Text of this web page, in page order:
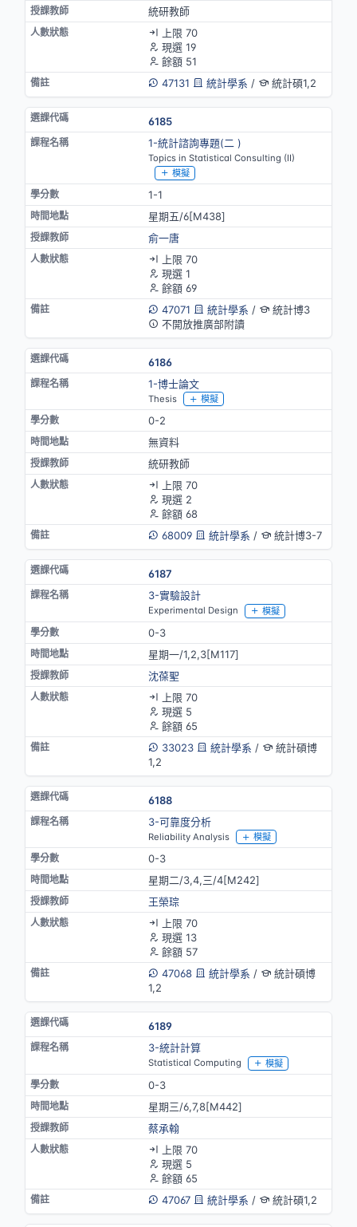
統研教師
上限 70
現選 19
餘額 51
47131
統計學系 / 統計碩1,2
6185
1-統計諮詢專題(二 )
Topics in Statistical Consulting (II)
模擬
1-1
星期五/6[M438]
俞一唐
上限 70
現選 1
餘額 69
47071
統計學系 /
統計博3
不開放推廣部附讀
6186
1-博士論文
Thesis 模擬
0-2
無資料
統研教師
上限 70
現選 2
餘額 68
68009
統計學系 / 統計博3-7
6187
3-實驗設計
Experimental Design 模擬
0-3
星期一/1,2,3[M117]
沈葆聖
上限 70
現選 5
餘額 65
33023
統計學系 /
統計碩博
1,2
6188
3-可靠度分析
Reliability Analysis 模擬
0-3
星期二/3,4,三/4[M242]
王榮琮
上限 70
現選 13
餘額 57
47068
統計學系 /
統計碩博
1,2
6189
3-統計計算
Statistical Computing 模擬
0-3
星期三/6,7,8[M442]
蔡承翰
上限 70
現選 5
餘額 65
47067
統計學系 / 統計碩1,2